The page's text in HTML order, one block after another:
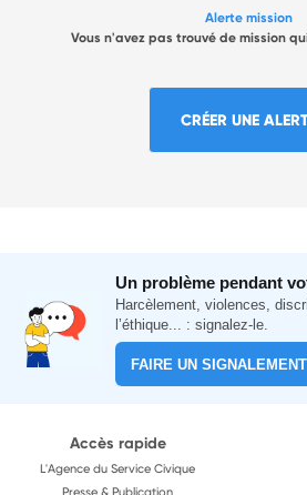
Alerte mission
Vous n'avez pas trouvé de mission
CRÉER UNE
Un problème pendant
Harcèlement, violences,
l’éthique... : signalez-le.
FAIRE UN SIGNALEMENT
Accès rapide
L'Agence du Service Civique
Presse & Publication